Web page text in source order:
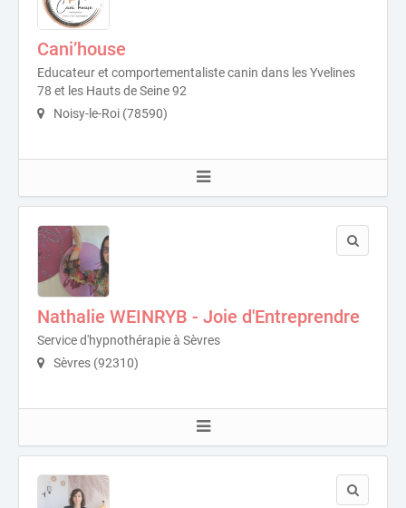
Cani’house
Educateur et comportementaliste canin dans les Yvelines
78 et les Hauts de Seine 92
Noisy-le-Roi (78590)
Nathalie WEINRYB - Joie d'Entreprendre
Service d'hypnothérapie à Sèvres
Sèvres (92310)